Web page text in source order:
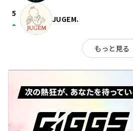
5
arrow_drop_up JUGEM.
もっと見る